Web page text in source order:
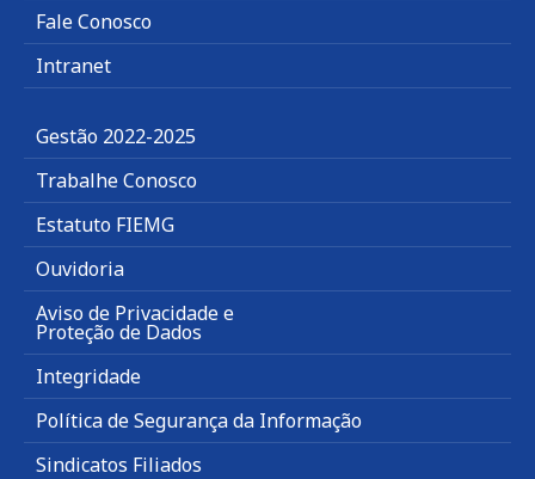
Fale Conosco
Intranet
Gestão 2022-2025
Trabalhe Conosco
Estatuto FIEMG
Ouvidoria
Aviso de Privacidade e
Proteção de Dados
Integridade
Política de Segurança da Informação
Sindicatos Filiados